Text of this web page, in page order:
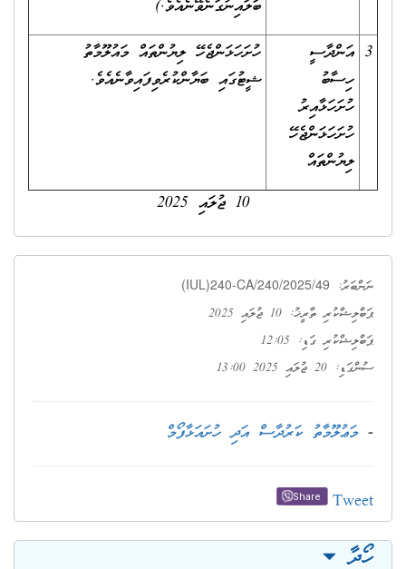
ބަލައިނުގަނެވޭނެއެވެ.)
3 އަންދާސީ
ހިސާބު
ހުށަހަޅާއިރު
ހުށަހަޅަންޖެހޭ
ލިޔުންތައް
ހުށަހަޅަންޖެހޭ ލިޔުންތައް މައުލޫމާތު
ޝީޓުގައި ބަޔާންކުރެވިފައިވާނެއެވެ.
10 ޖުލައި 2025
ނަންބަރު: (IUL)240-CA/240/2025/49
ޕަބްލިޝްކުރި ތާރީޚު: 10 ޖުލައި 2025
ޕަބްލިޝްކުރި ގަޑި: 12:05
ސުންގަޑި: 20 ޖުލައި 2025 13:00
-މަޢުލޫމާތު ކަރުދާސް އަދި ހުށައަޅާފޯމް
Tweet
Share
ހޯދާ